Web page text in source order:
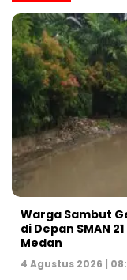
Warga Sambut
di Depan SMAN
Medan
4 Agustus 2026 |